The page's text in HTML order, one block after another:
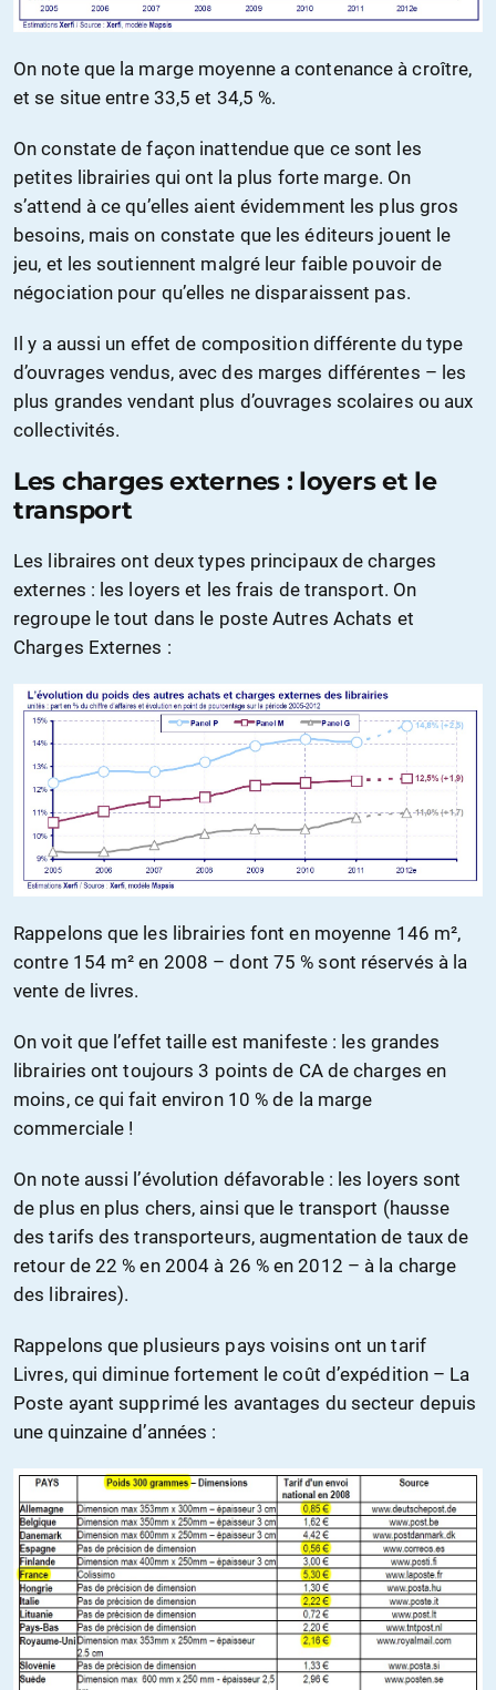
On note que la marge moyenne a contenance à croître,
et se situe entre 33,5 et 34,5 %.
On constate de façon inattendue que ce sont les
petites librairies qui ont la plus forte marge. On
s’attend à ce qu’elles aient évidemment les plus gros
besoins, mais on constate que les éditeurs jouent le
jeu, et les soutiennent malgré leur faible pouvoir de
négociation pour qu’elles ne disparaissent pas.
Il y a aussi un effet de composition différente du type
d’ouvrages vendus, avec des marges différentes – les
plus grandes vendant plus d’ouvrages scolaires ou aux
collectivités.
Les charges externes : loyers et le
transport
Les libraires ont deux types principaux de charges
externes : les loyers et les frais de transport. On
regroupe le tout dans le poste Autres Achats et
Charges Externes :
Rappelons que les librairies font en moyenne 146 m²,
contre 154 m² en 2008 – dont 75 % sont réservés à la
vente de livres.
On voit que l’effet taille est manifeste : les grandes
librairies ont toujours 3 points de CA de charges en
moins, ce qui fait environ 10 % de la marge
commerciale !
On note aussi l’évolution défavorable : les loyers sont
de plus en plus chers, ainsi que le transport (hausse
des tarifs des transporteurs, augmentation de taux de
retour de 22 % en 2004 à 26 % en 2012 – à la charge
des libraires).
Rappelons que plusieurs pays voisins ont un tarif
Livres, qui diminue fortement le coût d’expédition – La
Poste ayant supprimé les avantages du secteur depuis
une quinzaine d’années :